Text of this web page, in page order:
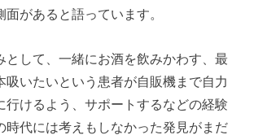
があると語っています。
として、一緒にお酒を飲みかわす、最
吸いたいという患者が自販機まで自力
行けるよう、サポートするなどの経験
時代には考えもしなかった発見がまだ